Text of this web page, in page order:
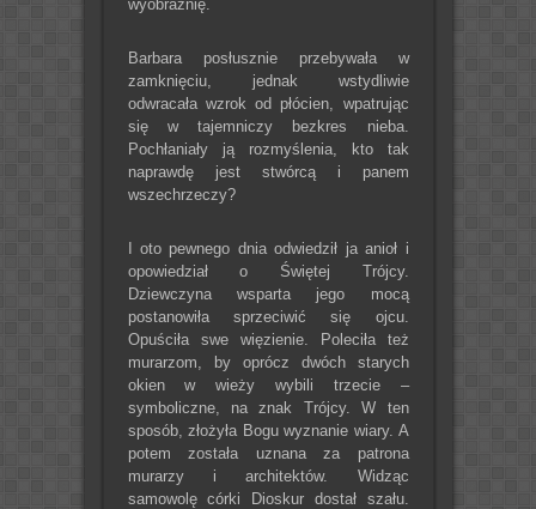
wyobraźnię.
Barbara posłusznie przebywała w
zamknięciu, jednak wstydliwie
odwracała wzrok od płócien, wpatrując
się w tajemniczy bezkres nieba.
Pochłaniały ją rozmyślenia, kto tak
naprawdę jest stwórcą i panem
wszechrzeczy?
I oto pewnego dnia odwiedził ja anioł i
opowiedział o Świętej Trójcy.
Dziewczyna wsparta jego mocą
postanowiła sprzeciwić się ojcu.
Opuściła swe więzienie. Poleciła też
murarzom, by oprócz dwóch starych
okien w wieży wybili trzecie –
symboliczne, na znak Trójcy. W ten
sposób, złożyła Bogu wyznanie wiary. A
potem została uznana za patrona
murarzy i architektów. Widząc
samowolę córki Dioskur dostał szału.